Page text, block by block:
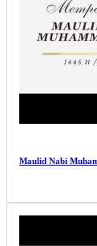
Maulid Nabi